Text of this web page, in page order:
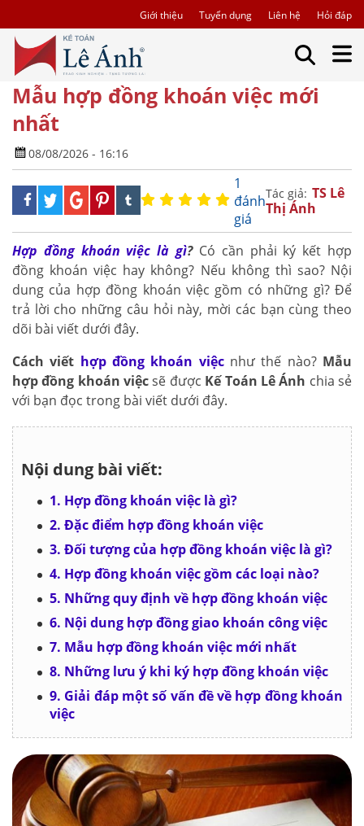
Giới thiệu Tuyển dụng Liên hệ Hỏi đáp
Mẫu hợp đồng khoán việc mới
nhất
08/08/2026 - 16:16
1
đánh
giá
Tác giả: TS Lê
Thị Ánh
Hợp đồng khoán việc là gì?Có cần phải ký kết hợp
đồng khoán việc hay không? Nếu không thì sao? Nội
dung của hợp đồng khoán việc gồm có những gì? Để
trả lời cho những câu hỏi này, mời các bạn cùng theo
dõi bài viết dưới đây.
Cách viết hợp đồng khoán việcnhư thế nào? Mẫu
hợp đồng khoán việcsẽ được Kế Toán Lê Ánh chia sẻ
với bạn đọc trong bài viết dưới đây.
Nội dung bài viết:
1. Hợp đồng khoán việc là gì?
2. Đặc điểm hợp đồng khoán việc
3. Đối tượng của hợp đồng khoán việc là gì?
4. Hợp đồng khoán việc gồm các loại nào?
5. Những quy định về hợp đồng khoán việc
6. Nội dung hợp đồng giao khoán công việc
7. Mẫu hợp đồng khoán việc mới nhất
8. Những lưu ý khi ký hợp đồng khoán việc
9. Giải đáp một số vấn đề về hợp đồng khoán
việc